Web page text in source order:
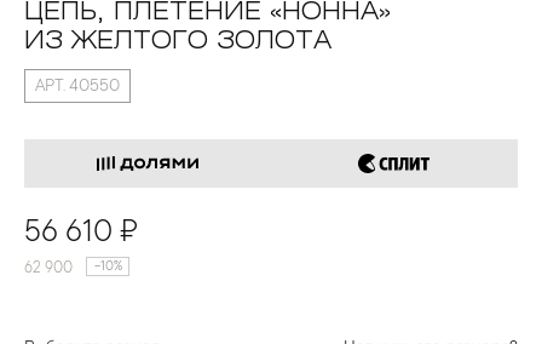
ЦЕПЬ, ПЛЕТЕНИЕ «НОННА»
ИЗ ЖЕЛТОГО ЗОЛОТА
АРТ. 40550
56 610 ₽
62 900 -10%